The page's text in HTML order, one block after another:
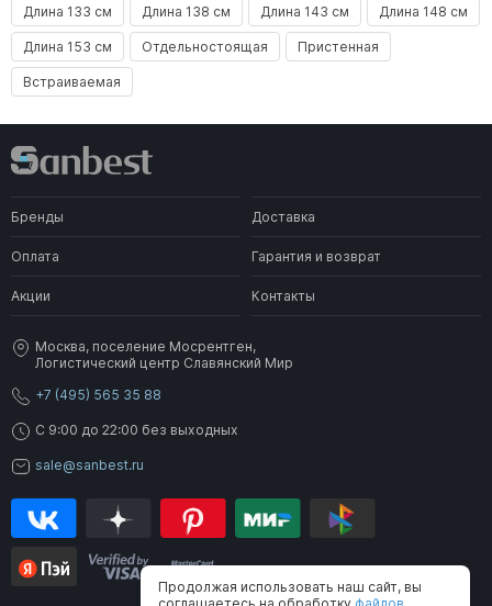
Длина 133 см Длина 138 см Длина 143 см Длина 148 см
Длина 153 см Отдельностоящая Пристенная
Встраиваемая
Бренды Доставка
Оплата Гарантия и возврат
Акции Контакты
Москва, поселение Мосрентген,
Логистический центр Славянский Мир
+7 (495) 565 35 88
C 9:00 до 22:00 без выходных
sale@sanbest.ru
Продолжая использовать наш сайт, вы